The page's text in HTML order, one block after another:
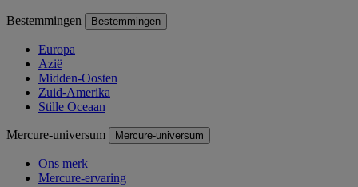
Bestemmingen Bestemmingen
Europa
Azië
Midden-Oosten
Zuid-Amerika
Stille Oceaan
Mercure-universum Mercure-universum
Ons merk
Mercure-ervaring